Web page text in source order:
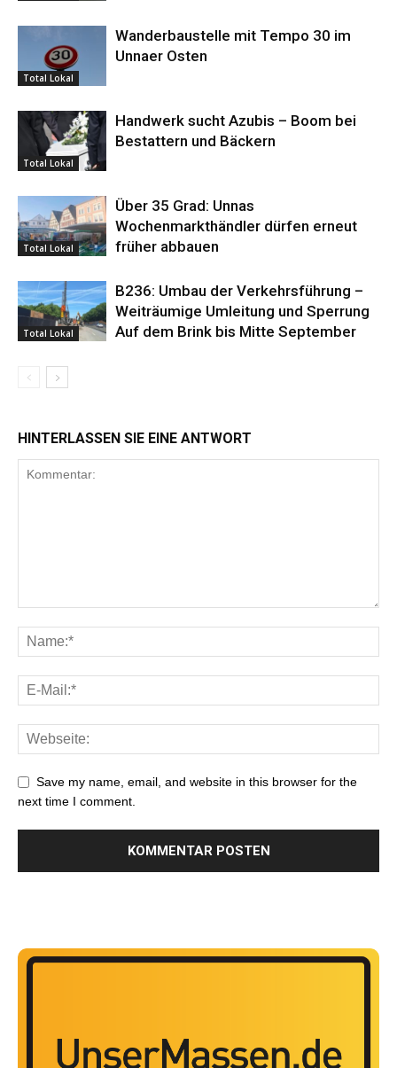
Total Lokal
Wanderbaustelle mit Tempo 30 im
Unnaer Osten
Total Lokal
Handwerk sucht Azubis – Boom bei
Bestattern und Bäckern
Total Lokal
Über 35 Grad: Unnas
Wochenmarkthändler dürfen erneut
früher abbauen
Total Lokal
B236: Umbau der Verkehrsführung –
Weiträumige Umleitung und Sperrung
Auf dem Brink bis Mitte September
HINTERLASSEN SIE EINE ANTWORT
Save my name, email, and website in this browser for the
next time I comment.